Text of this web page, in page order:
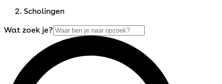
Scholingen
Wat zoek je?